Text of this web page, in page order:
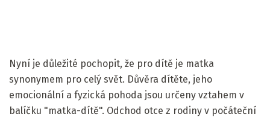
Nyní je důležité pochopit, že pro dítě je matka
synonymem pro celý svět. Důvěra dítěte, jeho
emocionální a fyzická pohoda jsou určeny vztahem v
balíčku "matka-dítě". Odchod otce z rodiny v počáteční